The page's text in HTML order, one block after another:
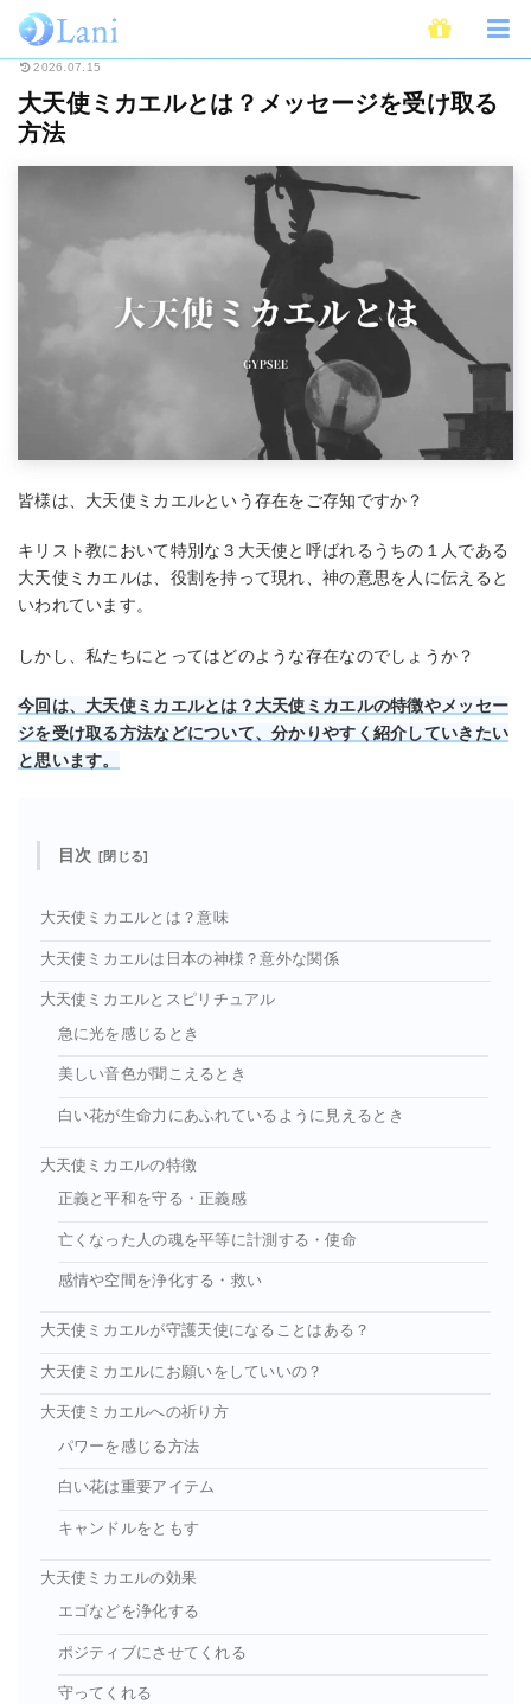
ホーム スピリチュアル 大天使ミカエルとは？メッセージを受け取る方法
2026.07.15
大天使ミカエルとは？メッセージを受け取る
方法
皆様は、大天使ミカエルという存在をご存知ですか？
キリスト教において特別な３大天使と呼ばれるうちの１人である
大天使ミカエルは、役割を持って現れ、神の意思を人に伝えると
いわれています。
しかし、私たちにとってはどのような存在なのでしょうか？
今回は、大天使ミカエルとは？大天使ミカエルの特徴やメッセー
ジを受け取る方法などについて、分かりやすく紹介していきたい
と思います。
目次
大天使ミカエルとは？意味
大天使ミカエルは日本の神様？意外な関係
大天使ミカエルとスピリチュアル
急に光を感じるとき
美しい音色が聞こえるとき
白い花が生命力にあふれているように見えるとき
大天使ミカエルの特徴
正義と平和を守る・正義感
亡くなった人の魂を平等に計測する・使命
感情や空間を浄化する・救い
大天使ミカエルが守護天使になることはある？
大天使ミカエルにお願いをしていいの？
大天使ミカエルへの祈り方
パワーを感じる方法
白い花は重要アイテム
キャンドルをともす
大天使ミカエルの効果
エゴなどを浄化する
ポジティブにさせてくれる
守ってくれる